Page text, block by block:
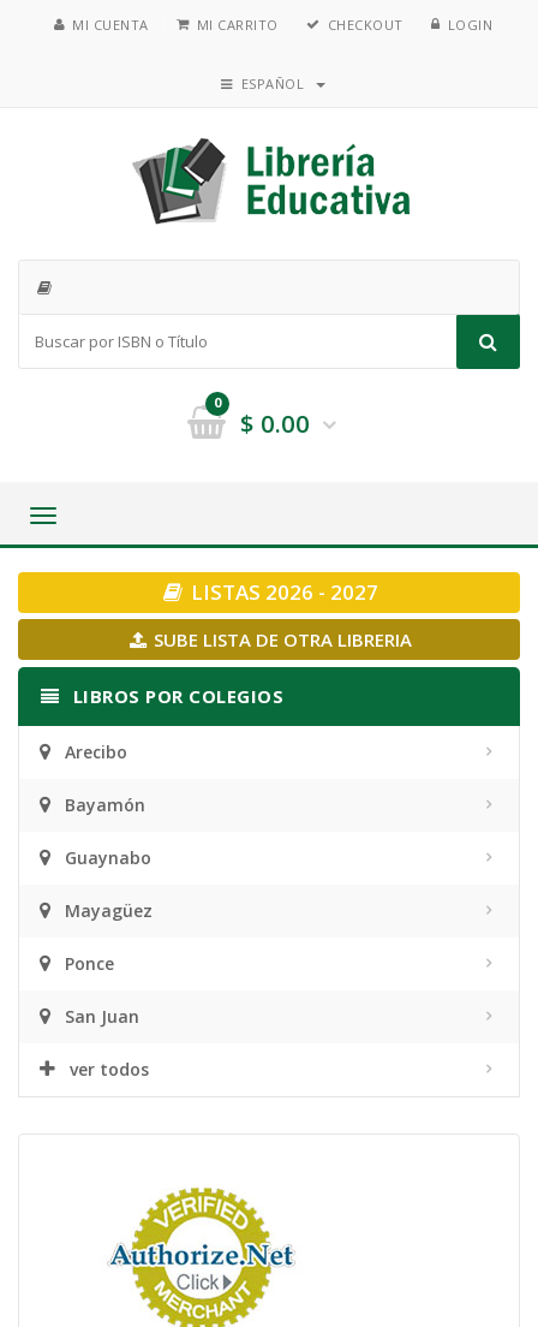
MI CUENTA MI CARRITO CHECKOUT LOGIN
ESPAÑOL
0
$ 0.00
Toggle
LISTAS 2026 - 2027
SUBE LISTA DE OTRA LIBRERIA
LIBROS POR COLEGIOS
Arecibo
Bayamón
Guaynabo
Mayagüez
Ponce
San Juan
ver todos